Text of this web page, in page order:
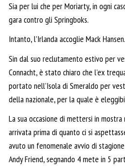
Sia per lui che per Moriarty, in ogni
gara contro gli Springboks.
Intanto, l’Irlanda accoglie Mack Hansen.
Sin dal suo reclutamento estivo per
Connacht, è stato chiaro che l’ex
portato nell’Isola di Smeraldo per
della nazionale, per la quale è
La sua occasione di mettersi in
arrivata prima di quanto ci si
avuto un fenomenale avvio di
Andy Friend, segnando 4 mete in 5